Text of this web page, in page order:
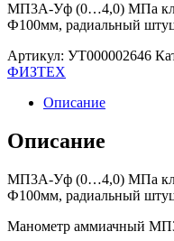
МП3А-Уф (0…4,0) МПа
Ф100мм, радиальный
Артикул: УТ000002646
ФИЗТЕХ
Описание
Описание
МП3А-Уф (0…4,0) МПа
Ф100мм, радиальный
Манометр аммиачный